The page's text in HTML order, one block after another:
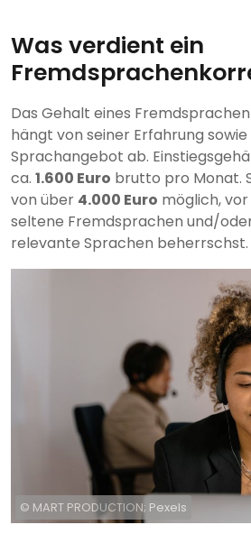
Was verdient ein
Das Gehalt eines
hängt von seiner Erfahrung
Sprachangebot ab.
ca. 1.600 Euro brutto pro Monat.
von über 4.000 Euro möglich,
seltene Fremdsprachen und/
relevante Sprachen beherrschst.
© MART PRODUCTION; Pexels